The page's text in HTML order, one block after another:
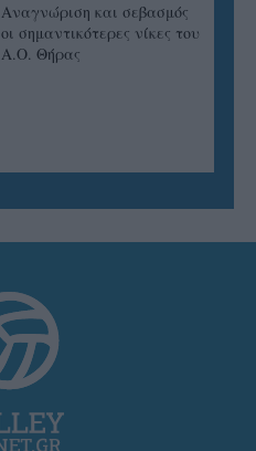
Αναγνώριση και σεβασμός
οι σημαντικότερες νίκες του
Α.Ο. Θήρας